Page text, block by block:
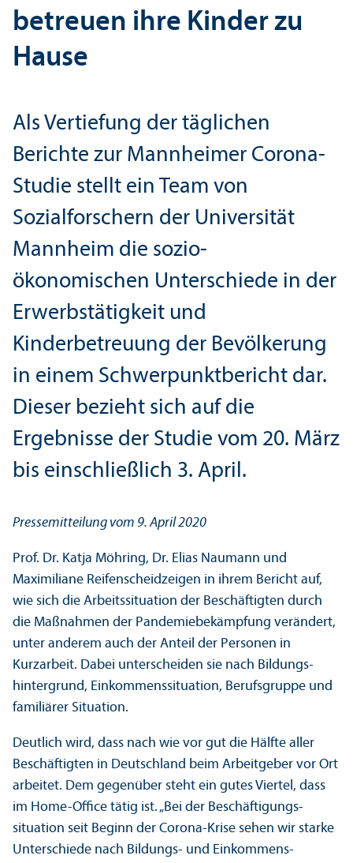
betreuen ihre Kinder zu
Hause
Als Vertiefung der täglichen
Berichte zur Mannheimer Corona-
Studie stellt ein Team von
Sozialforschern der Universität
Mannheim die sozio-
ökonomischen Unter­schiede in der
Erwerbs­tätigkeit und
Kinderbetreuung der Bevölkerung
in einem Schwerpunktbericht dar.
Dieser bezieht sich auf die
Ergebnisse der Studie vom 20. März
bis einschließlich 3. April.
Pressemitteilung vom 9. April 2020
Prof. Dr. Katja Möhring, Dr. Elias Naumann und
Maximiliane Reifenscheidzeigen in ihrem Bericht auf,
wie sich die Arbeits­situation der Beschäftigten durch
die Maßnahmen der Pandemiebekämpfung verändert,
unter anderem auch der Anteil der Personen in
Kurzarbeit. Dabei unter­scheiden sie nach Bildungs­
hintergrund, Einkommenssituation, Berufs­gruppe und
familiärer Situation.
Deutlich wird, dass nach wie vor gut die Hälfte aller
Beschäftigten in Deutschland beim Arbeitgeber vor Ort
arbeitet. Dem gegenüber steht ein gutes Viertel, dass
im Home-Office tätig ist. „Bei der Beschäftigungs­
situation seit Beginn der Corona-Krise sehen wir starke
Unter­schiede nach Bildungs- und Einkommens­